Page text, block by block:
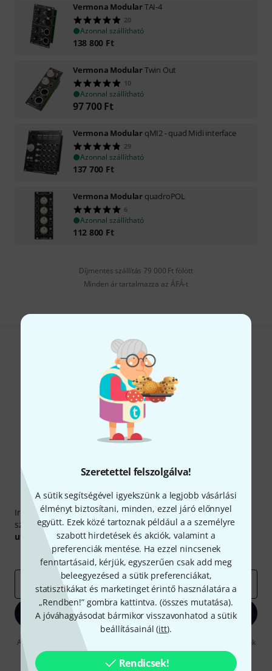
Szeretettel felszolgálva!
A sütik segítségével igyekszünk a legjobb vásárlási
élményt biztosítani, minden, ezzel járó előnnyel
együtt. Ezek közé tartoznak például a a személyre
szabott hirdetések és akciók, valamint a
preferenciák mentése. Ha ezzel nincsenek
fenntartásaid, kérjük, egyszerűen csak add meg
beleegyezésed a sütik preferenciákat,
statisztikákat és marketinget érintő használatára a
„Rendben!” gombra kattintva. (összes mutatása).
A jóváhagyásodat bármikor visszavonhatod a sütik
beállításainál (itt).
Rendicsek!
Vermona ModularTAI-4
20
Azonnal szállítható
138 800 Ft
Vermona ModularTwin Out
10
Azonnal szállítható
97 700 Ft
Vermona Modular qMI2 - quad Midi interface
29
Azonnal szállítható
137 700 Ft
Vermona Modular quadroPOL
6
Azonnal szállítható
112 800 Ft
Díjmentes szállítás 79 000 Ft fölött
Minden ár tartalmazza az ÁFÁ-t
Tetszik, amit látsz?
Megosztás Súgó & Visszajelzések
Thomann hírlevél
Iratkozz fel a Thomann angol nyelvű hírlevelére, és kis
szerencsével megnyerheted a50 egyenként50 € értékű
utalvány
egyikét.
Inspiráló gondolatok
Akciók Thomann
e-mail cím*
Bejelentkezés
A "Bejelentkezés" gombra kattintva elfogadja, hogy e-mailben küldjünk
önnek hirdetéseket. Bármikor leiratkozhat erről. A hírlevélről további
információkat azdata protection guideline